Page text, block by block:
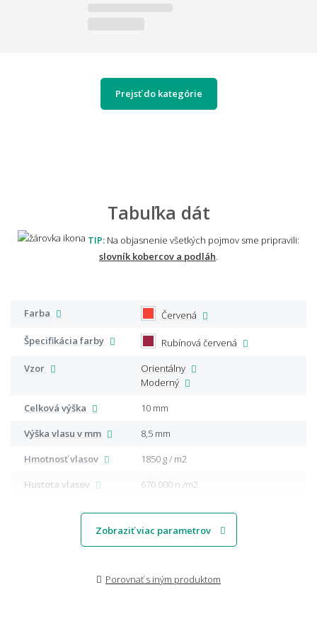
Prejsť do kategórie
Tabuľka dát
TIP: Na objasnenie všetkých pojmov sme pripravili:
slovník kobercov a podláh
Farba
Červená
Špecifikácia farby
Rubínová červená
Vzor
Orientálny
Moderný
Celková výška
10 mm
Výška vlasu v mm
8,5 mm
Hmotnosť vlasov
1850 g / m2
Hustota vlasov
670 000 n./m2
Zobraziť viac parametrov
Porovnať s iným produktom